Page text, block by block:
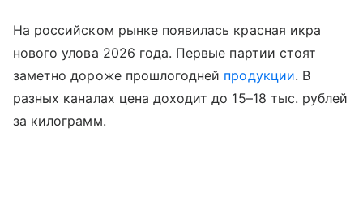
На российском рынке появилась красная икра
нового улова 2026 года. Первые партии стоят
заметно дороже прошлогодней продукции. В
разных каналах цена доходит до 15–18 тыс. рублей
за килограмм.